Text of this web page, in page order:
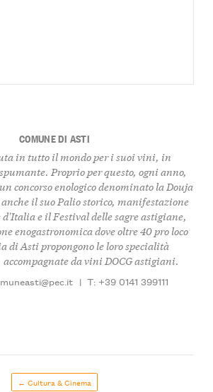
COMUNE DI ASTI
in tutto il mondo per i suoi vini, in
Proprio per questo, ogni anno,
concorso enologico denominato la Douja
il suo Palio storico, manifestazione
e il Festival delle sagre astigiane,
enogastronomica dove oltre 40 pro loco
di Asti propongono le loro specialità
da vini DOCG astigiani.
| T: +39 0141 399111
← Cultura & Cinema